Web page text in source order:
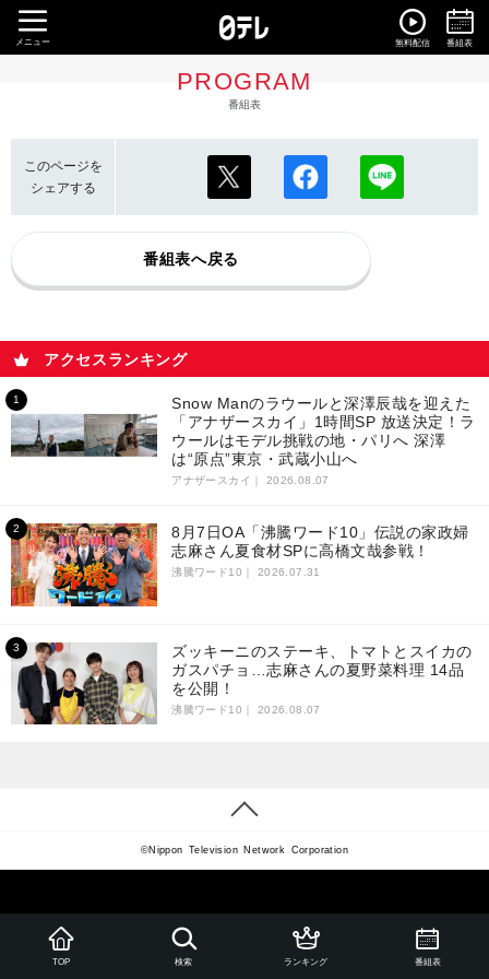
メニュー 無料配信 番組表
PROGRAM
番組表
このページを
シェアする
番組表へ戻る
アクセスランキング
Snow Manのラウールと深澤辰哉を迎えた
「アナザースカイ」1時間SP 放送決定！ラ
ウールはモデル挑戦の地・パリへ 深澤
は“原点”東京・武蔵小山へ
アナザースカイ｜ 2026.08.07
8月7日OA「沸騰ワード10」伝説の家政婦
志麻さん夏食材SPに高橋文哉参戦！
沸騰ワード10｜ 2026.07.31
ズッキーニのステーキ、トマトとスイカの
ガスパチョ…志麻さんの夏野菜料理 14品
を公開！
沸騰ワード10｜ 2026.08.07
TOP 検索 ランキング 番組表
©Nippon Television Network Corporation